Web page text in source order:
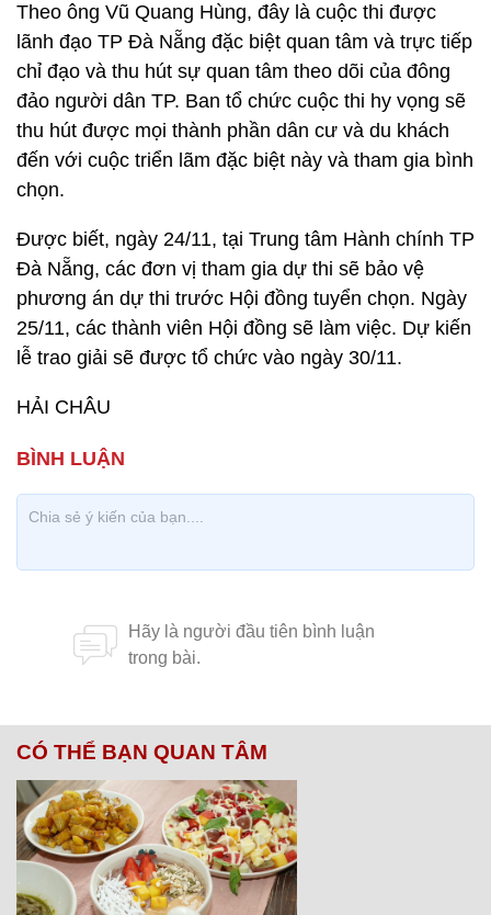
Theo ông Vũ Quang Hùng, đây là cuộc thi được
lãnh đạo TP Đà Nẵng đặc biệt quan tâm và trực tiếp
chỉ đạo và thu hút sự quan tâm theo dõi của đông
đảo người dân TP. Ban tổ chức cuộc thi hy vọng sẽ
thu hút được mọi thành phần dân cư và du khách
đến với cuộc triển lãm đặc biệt này và tham gia bình
chọn.
Được biết, ngày 24/11, tại Trung tâm Hành chính TP
Đà Nẵng, các đơn vị tham gia dự thi sẽ bảo vệ
phương án dự thi trước Hội đồng tuyển chọn. Ngày
25/11, các thành viên Hội đồng sẽ làm việc. Dự kiến
lễ trao giải sẽ được tổ chức vào ngày 30/11.
HẢI CHÂU
CÓ THỂ BẠN QUAN TÂM